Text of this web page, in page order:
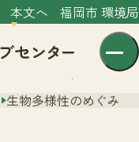
本文へ 福岡市 環境局
生物多様性のめぐみ